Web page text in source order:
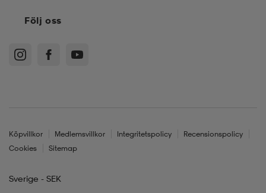
Följ oss
Köpvillkor Medlemsvillkor Integritetspolicy
Recensionspolicy
Cookies
Sitemap
Sverige - SEK